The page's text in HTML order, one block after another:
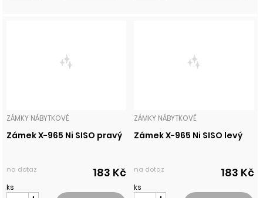
ZÁMKY NÁBYTKOVÉ
Zámek X-965 Ni SISO pravý
na dotaz 183 Kč
ks
ZÁMKY NÁBYTKOVÉ
Zámek X-965 Ni SISO levý
na dotaz 183 Kč
ks